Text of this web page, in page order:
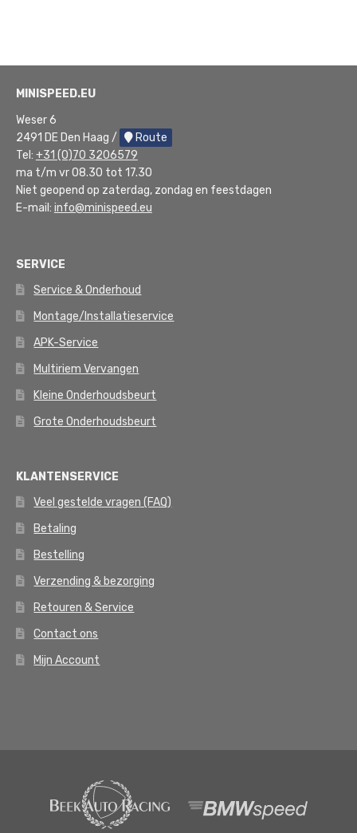
MINISPEED.EU
Weser 6
2491 DE Den Haag /
Route
Tel: +31 (0)70 3206579
ma t/m vr 08.30 tot 17.30
Niet geopend op zaterdag, zondag en feestdagen
E-mail: info@minispeed.eu
SERVICE
Service & Onderhoud
Montage/Installatieservice
APK-Service
Multiriem Vervangen
Kleine Onderhoudsbeurt
Grote Onderhoudsbeurt
KLANTENSERVICE
Veel gestelde vragen (FAQ)
Betaling
Bestelling
Verzending & bezorging
Retouren & Service
Contact ons
Mijn Account